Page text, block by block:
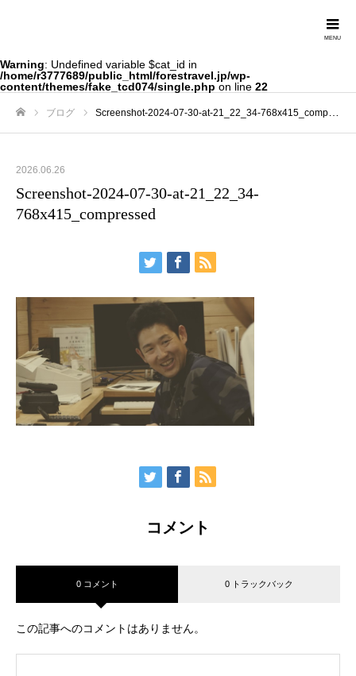
Warning: Undefined variable $cat_id in
/home/r3777689/public_html/forestravel.jp/wp-
content/themes/fake_tcd074/single.php on line 22
ブログ Screenshot-2024-07-30-at-21_22_34-768x415_compressed
2026.06.26
Screenshot-2024-07-30-at-21_22_34-
768x415_compressed
コメント
0 コメント 0 トラックバック
この記事へのコメントはありません。